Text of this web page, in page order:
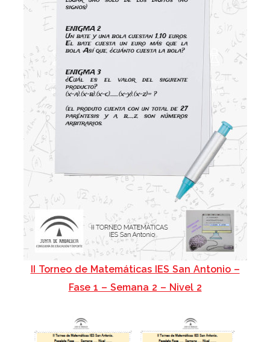
II Torneo de Matemáticas IES San Antonio –
Fase 1 – Semana 2 – Nivel 2